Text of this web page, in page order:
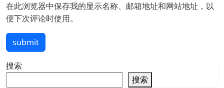
在此浏览器中保存我的显示名称、邮箱地址和网站地址，以
便下次评论时使用。
submit
搜索
搜索